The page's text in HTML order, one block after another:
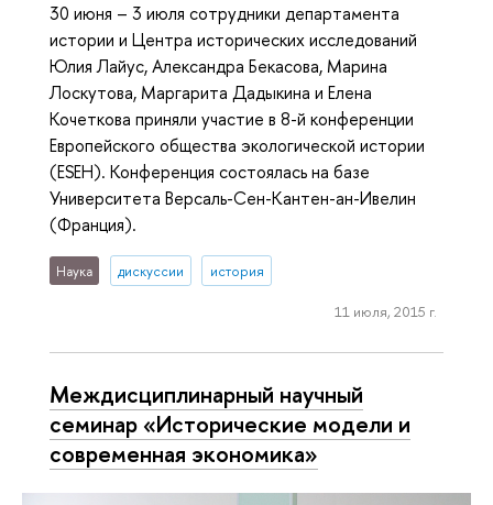
30 июня – 3 июля сотрудники департамента
истории и Центра исторических исследований
Юлия Лайус, Александра Бекасова, Марина
Лоскутова, Маргарита Дадыкина и Елена
Кочеткова приняли участие в 8-й конференции
Европейского общества экологической истории
(ESEH). Конференция состоялась на базе
Университета Версаль-Сен-Кантен-ан-Ивелин
(Франция).
Наука дискуссии история
11 июля, 2015 г.
Междисциплинарный научный
семинар «Исторические модели и
современная экономика»